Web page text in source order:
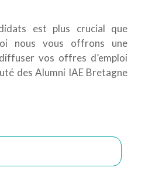
est plus crucial que
nous vous offrons une
vos offres d’emploi
des Alumni IAE Bretagne